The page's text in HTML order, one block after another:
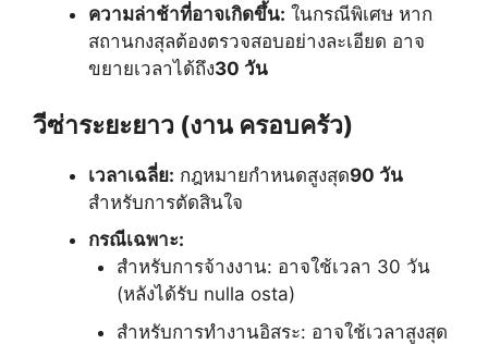
ความล่าช้าที่อาจเกิดขึ้น: ในกรณีพิเศษ หาก
สถานกงสุลต้องตรวจสอบอย่างละเอียด อาจ
ขยายเวลาได้ถึง30 วัน
วีซ่าระยะยาว (งาน ครอบครัว)
เวลาเฉลี่ย: กฎหมายกำหนดสูงสุด90 วัน
สำหรับการตัดสินใจ
กรณีเฉพาะ:
สำหรับการจ้างงาน: อาจใช้เวลา 30 วัน
(หลังได้รับ nulla osta)
สำหรับการทำงานอิสระ: อาจใช้เวลาสูงสุด